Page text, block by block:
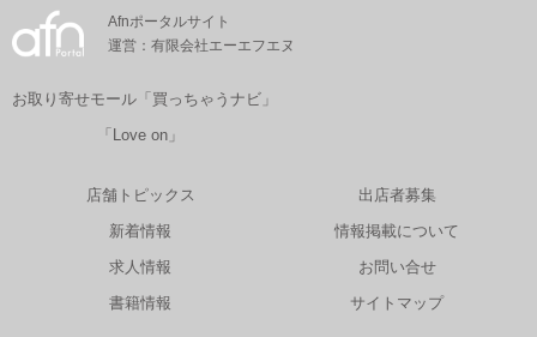
Afnポータルサイト
運営：有限会社エーエフエヌ
お取り寄せモール「買っちゃうナビ」
「Love on」
店舗トピックス
新着情報
求人情報
書籍情報
出店者募集
情報掲載について
お問い合せ
サイトマップ